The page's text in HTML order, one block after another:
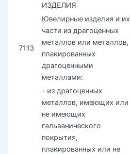
ИЗДЕЛИЯ
7113
Ювелирные изделия и их
части из драгоценных
металлов или металлов,
плакированных
драгоценными
металлами:
– из драгоценных
металлов, имеющих или
не имеющих
гальванического
покрытия,
плакированных или не